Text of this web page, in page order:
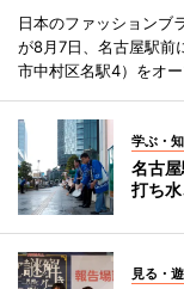
日本のファッションブ
が8月7日、名古屋駅前
市中村区名駅4）をオー
学ぶ・
名古
打ち
見る・